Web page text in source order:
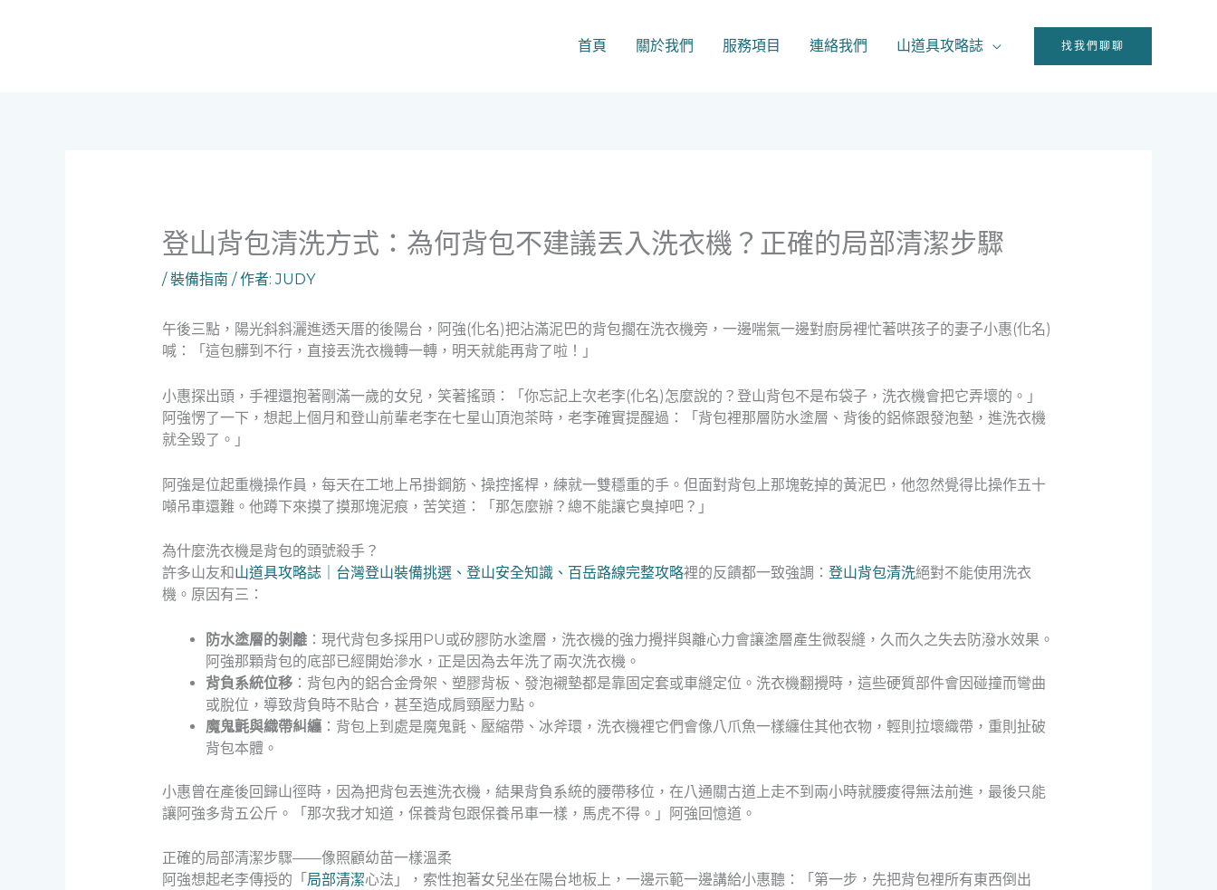
首頁 關於我們 服務項目 連絡我們 山道具攻略誌 找我們聊聊
登山背包清洗方式：為何背包不建議丟入洗衣機？正確的局部清潔步驟
/裝備指南 / 作者:JUDY
午後三點，陽光斜斜灑進透天厝的後陽台，阿強(化名)把沾滿泥巴的背包擱在洗衣機旁，一邊喘氣一邊對廚房裡忙著哄孩子的妻子小惠(化名)
喊：「這包髒到不行，直接丟洗衣機轉一轉，明天就能再背了啦！」
小惠探出頭，手裡還抱著剛滿一歲的女兒，笑著搖頭：「你忘記上次老李(化名)怎麼說的？登山背包不是布袋子，洗衣機會把它弄壞的。」
阿強愣了一下，想起上個月和登山前輩老李在七星山頂泡茶時，老李確實提醒過：「背包裡那層防水塗層、背後的鋁條跟發泡墊，進洗衣機
就全毀了。」
阿強是位起重機操作員，每天在工地上吊掛鋼筋、操控搖桿，練就一雙穩重的手。但面對背包上那塊乾掉的黃泥巴，他忽然覺得比操作五十
噸吊車還難。他蹲下來摸了摸那塊泥痕，苦笑道：「那怎麼辦？總不能讓它臭掉吧？」
為什麼洗衣機是背包的頭號殺手？
許多山友和山道具攻略誌｜台灣登山裝備挑選、登山安全知識、百岳路線完整攻略裡的反饋都一致強調： 登山背包清洗絕對不能使用洗衣
機。原因有三：
防水塗層的剝離：現代背包多採用PU或矽膠防水塗層，洗衣機的強力攪拌與離心力會讓塗層產生微裂縫，久而久之失去防潑水效果。
阿強那顆背包的底部已經開始滲水，正是因為去年洗了兩次洗衣機。
背負系統位移：背包內的鋁合金骨架、塑膠背板、發泡襯墊都是靠固定套或車縫定位。洗衣機翻攪時，這些硬質部件會因碰撞而彎曲
或脫位，導致背負時不貼合，甚至造成肩頸壓力點。
魔鬼氈與織帶糾纏：背包上到處是魔鬼氈、壓縮帶、冰斧環，洗衣機裡它們會像八爪魚一樣纏住其他衣物，輕則拉壞織帶，重則扯破
背包本體。
小惠曾在產後回歸山徑時，因為把背包丟進洗衣機，結果背負系統的腰帶移位，在八通關古道上走不到兩小時就腰痠得無法前進，最後只能
讓阿強多背五公斤。「那次我才知道，保養背包跟保養吊車一樣，馬虎不得。」阿強回憶道。
正確的局部清潔步驟——像照顧幼苗一樣溫柔
阿強想起老李傳授的「 局部清潔心法」，索性抱著女兒坐在陽台地板上，一邊示範一邊講給小惠聽：「第一步，先把背包裡所有東西倒出